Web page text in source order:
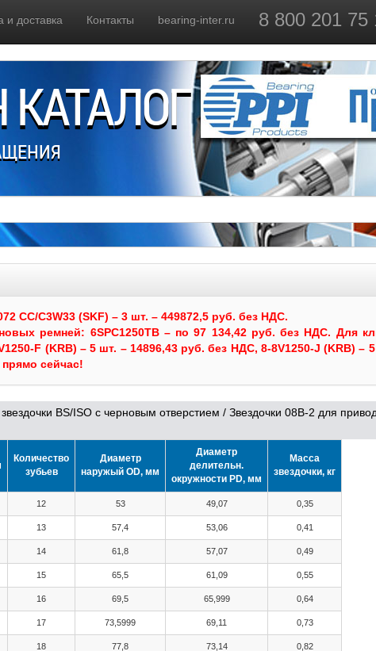
и доставка Контакты bearing-inter.ru 8 800 201 75
CC/C3W33 (SKF) – 3 шт. – 449872,5 руб. без НДС.
ремней: 6SPC1250TB – по 97 134,42 руб. без НДС. Для
F (KRB) – 5 шт. – 14896,43 руб. без НДС, 8-8V1250-J (KRB) –
прямо сейчас!
BS/ISO с черновым отверстием / Звездочки 08B-2 для
Количество
зубьев
Диаметр
наружый OD, мм
Диаметр
делительн.
окружности PD, мм
Масса
звездочки, кг
12 53 49,07 0,35
13 57,4 53,06 0,41
14 61,8 57,07 0,49
15 65,5 61,09 0,55
16 69,5 65,999 0,64
17 73,5999 69,11 0,73
18 77,8 73,14 0,82